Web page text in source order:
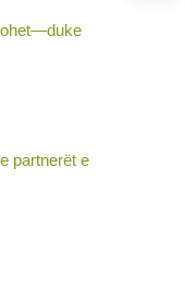
partnerët e